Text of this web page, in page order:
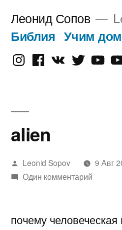
Леонид Сопов
Библия Учим
InstagramFacebook
VK Twitter
alien
Написано
автором
Leonid Sopov
9 Авг
Один комментарий
почему человеческая